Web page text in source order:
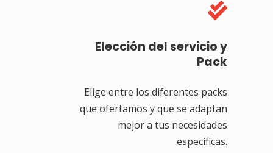

Elección del servicio y
Pack
Elige entre los diferentes packs
que ofertamos y que se adaptan
mejor a tus necesidades
específicas.